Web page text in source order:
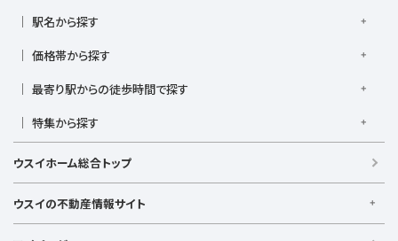
横須賀線
湘南新宿ライン高海
小田急江ノ島線
ブルーライン
みなとみらい線
相鉄いずみ野線
相模鉄道新横浜線
江ノ島電鉄
湘南モノレール
駅名から探す
上大岡駅
鴨居駅
港南台駅
小机駅 桜木町駅
根岸駅
平塚駅
横須賀中央駅
横浜駅
価格帯から探す
4,000万円台
5,000万円台
8,000万円台
最寄り駅からの徒歩時間で探す
駅徒歩7分以内
駅徒歩20分以内
駅徒歩21分以上
特集から探す
日当たり良好
ファミリー向け
南向き・南道路の
LDK15畳以上
海が見える
ウスイホーム総合トップ
ウスイの不動産情報サイト